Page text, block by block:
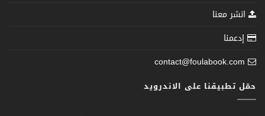
انشر معنا
إدعمنا
contact@foulabook.com
حمّل تطبيقنا على الاندرويد